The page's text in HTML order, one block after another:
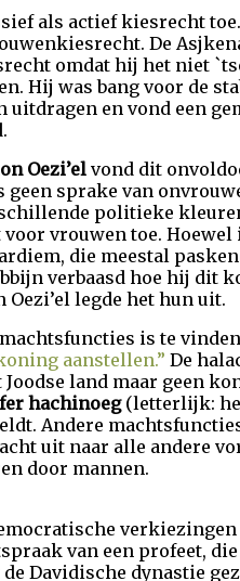
als actief kiesrecht
De
omdat hij het niet
Hij was bang voor de
en vond een
Oezi’el vond dit
sprake van
politieke
vrouwen toe.
die meestal
verbaasd hoe hij dit
legde het hun uit.
is te
aanstellen.” De
land maar geen
hachinoeg(letterlijk:
Andere
uit naar alle andere
door mannen.
van een profeet,
Davidische dynastie